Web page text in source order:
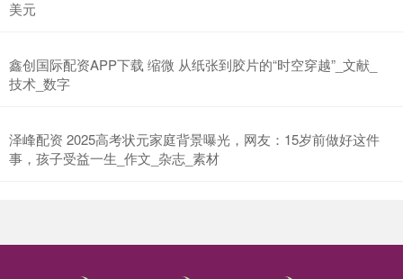
美元
鑫创国际配资APP下载 缩微 从纸张到胶片的“时空穿越”_文献_
技术_数字
泽峰配资 2025高考状元家庭背景曝光，网友：15岁前做好这件
事，孩子受益一生_作文_杂志_素材